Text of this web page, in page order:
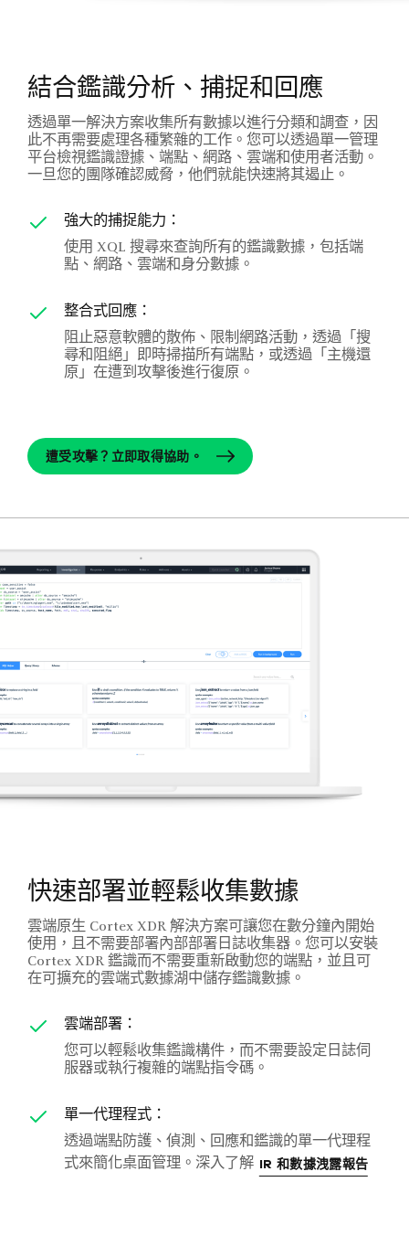
結合鑑識分析、捕捉和回應
透過單一解決方案收集所有數據以進行分類和調查，因
此不再需要處理各種繁雜的工作。您可以透過單一管理
平台檢視鑑識證據、端點、網路、雲端和使用者活動。
一旦您的團隊確認威脅，他們就能快速將其遏止。
強大的捕捉能力：
使用 XQL 搜尋來查詢所有的鑑識數據，包括端
點、網路、雲端和身分數據。
整合式回應：
阻止惡意軟體的散佈、限制網路活動，透過「搜
尋和阻絕」即時掃描所有端點，或透過「主機還
原」在遭到攻擊後進行復原。
遭受攻擊？立即取得協助。
快速部署並輕鬆收集數據
雲端原生 Cortex XDR 解決方案可讓您在數分鐘內開始
使用，且不需要部署內部部署日誌收集器。您可以安裝
Cortex XDR 鑑識而不需要重新啟動您的端點，並且可
在可擴充的雲端式數據湖中儲存鑑識數據。
雲端部署：
您可以輕鬆收集鑑識構件，而不需要設定日誌伺
服器或執行複雜的端點指令碼。
單一代理程式：
透過端點防護、偵測、回應和鑑識的單一代理程
式來簡化桌面管理。深入了解 IR 和數據洩露報告